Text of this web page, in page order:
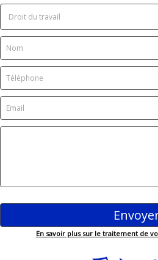
En savoir plus sur le traitement de